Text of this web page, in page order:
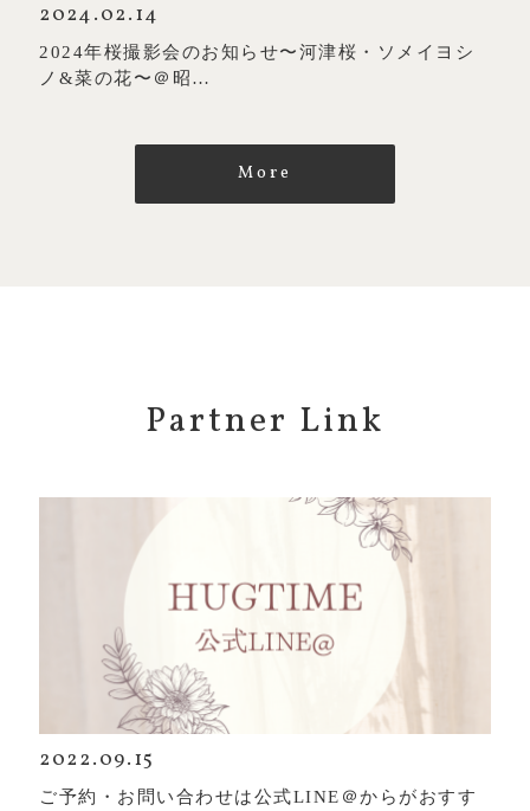
2024.02.14
2024年桜撮影会のお知らせ〜河津桜・ソメイヨシ
ノ&菜の花〜＠昭…
More
Partner Link
2022.09.15
ご予約・お問い合わせは公式LINE＠からがおすす